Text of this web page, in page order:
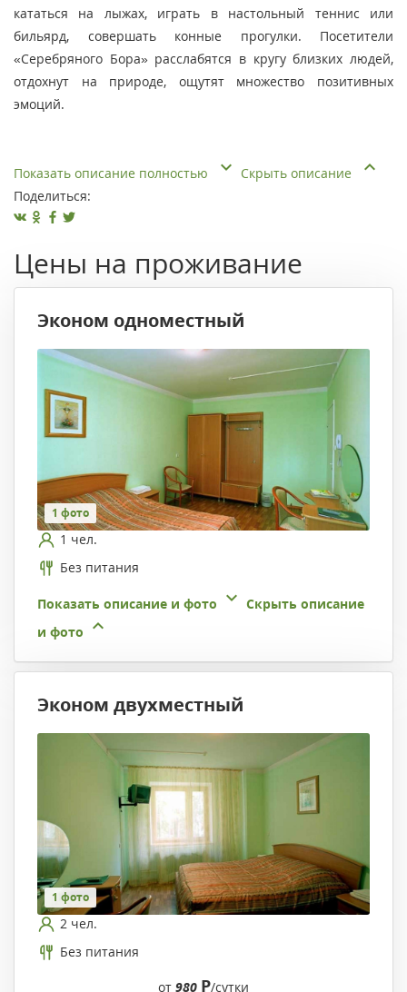
кататься на лыжах, играть в настольный теннис или
бильярд, совершать конные прогулки. Посетители
«Серебряного Бора» расслабятся в кругу близких людей,
отдохнут на природе, ощутят множество позитивных
эмоций.
Показать описание полностью
Скрыть описание
Поделиться:
Цены на проживание
Эконом одноместный
1 фото
1 чел.
Без питания
Показать описание и фото
Скрыть описание
и фото
Эконом двухместный
1 фото
2 чел.
Без питания
от 980 Р/сутки